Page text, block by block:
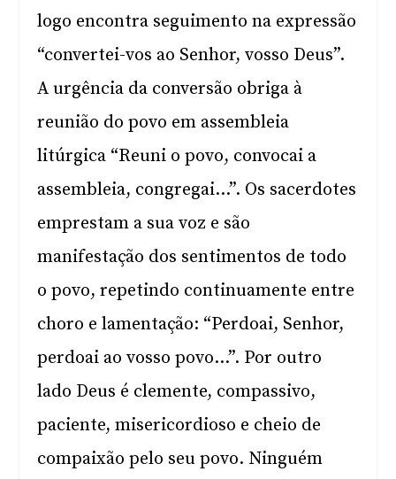
logo encontra seguimento na expressão
“convertei-vos ao Senhor, vosso Deus”.
A urgência da conversão obriga à
reunião do povo em assembleia
litúrgica “Reuni o povo, convocai a
assembleia, congregai…”. Os sacerdotes
emprestam a sua voz e são
manifestação dos sentimentos de todo
o povo, repetindo continuamente entre
choro e lamentação: “Perdoai, Senhor,
perdoai ao vosso povo…”. Por outro
lado Deus é clemente, compassivo,
paciente, misericordioso e cheio de
compaixão pelo seu povo. Ninguém